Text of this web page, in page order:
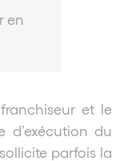
en
et le
du
parfois la